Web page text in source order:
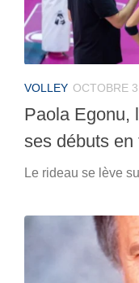
VOLLEY OCTOBRE
Paola Egonu,
ses débuts
Le rideau se lève